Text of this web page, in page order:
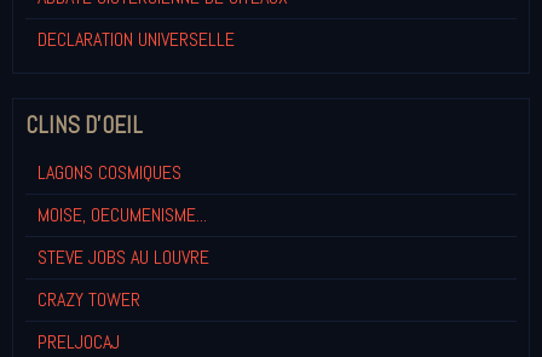
DECLARATION UNIVERSELLE
CLINS D'OEIL
LAGONS COSMIQUES
MOISE, OECUMENISME...
STEVE JOBS AU LOUVRE
CRAZY TOWER
PRELJOCAJ